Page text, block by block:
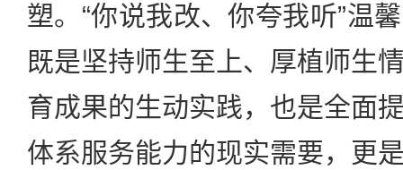
塑。“你说我改、你夸我听”温
既是坚持师生至上、厚植师生
育成果的生动实践，也是全面
体系服务能力的现实需要，更